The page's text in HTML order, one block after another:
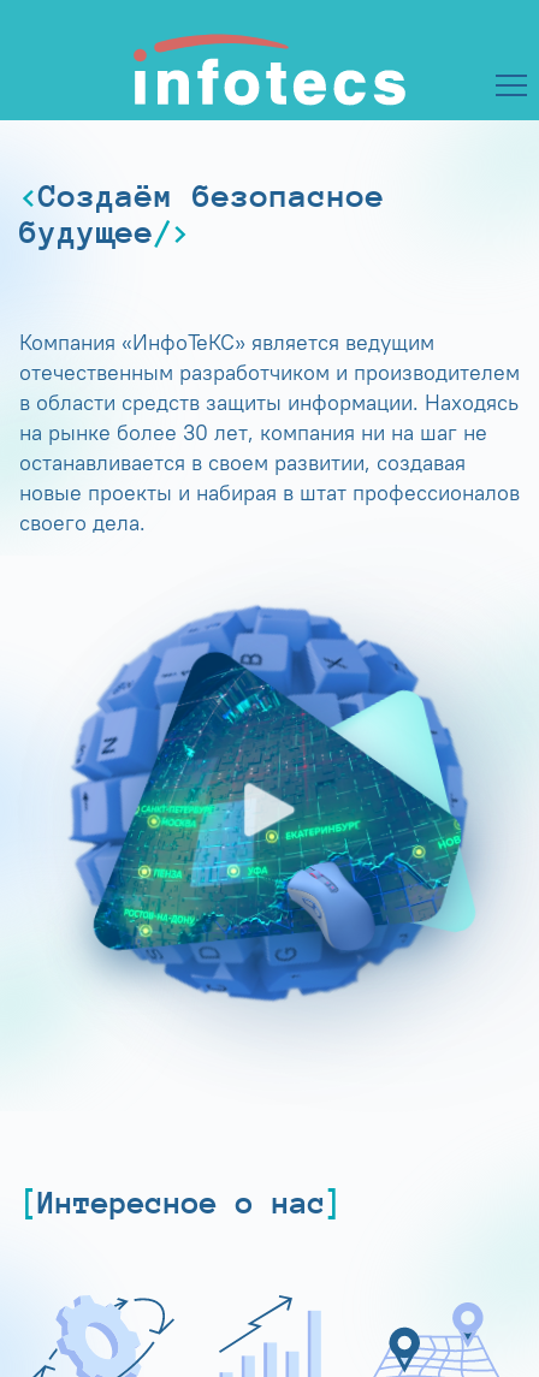
Создаём безопасное
будущее
Компания «ИнфоТеКС» является ведущим
отечественным разработчиком и производителем
в области средств защиты информации. Находясь
на рынке более 30 лет, компания ни на шаг не
останавливается в своем развитии, создавая
новые проекты и набирая в штат профессионалов
своего дела.
Интересное о нас